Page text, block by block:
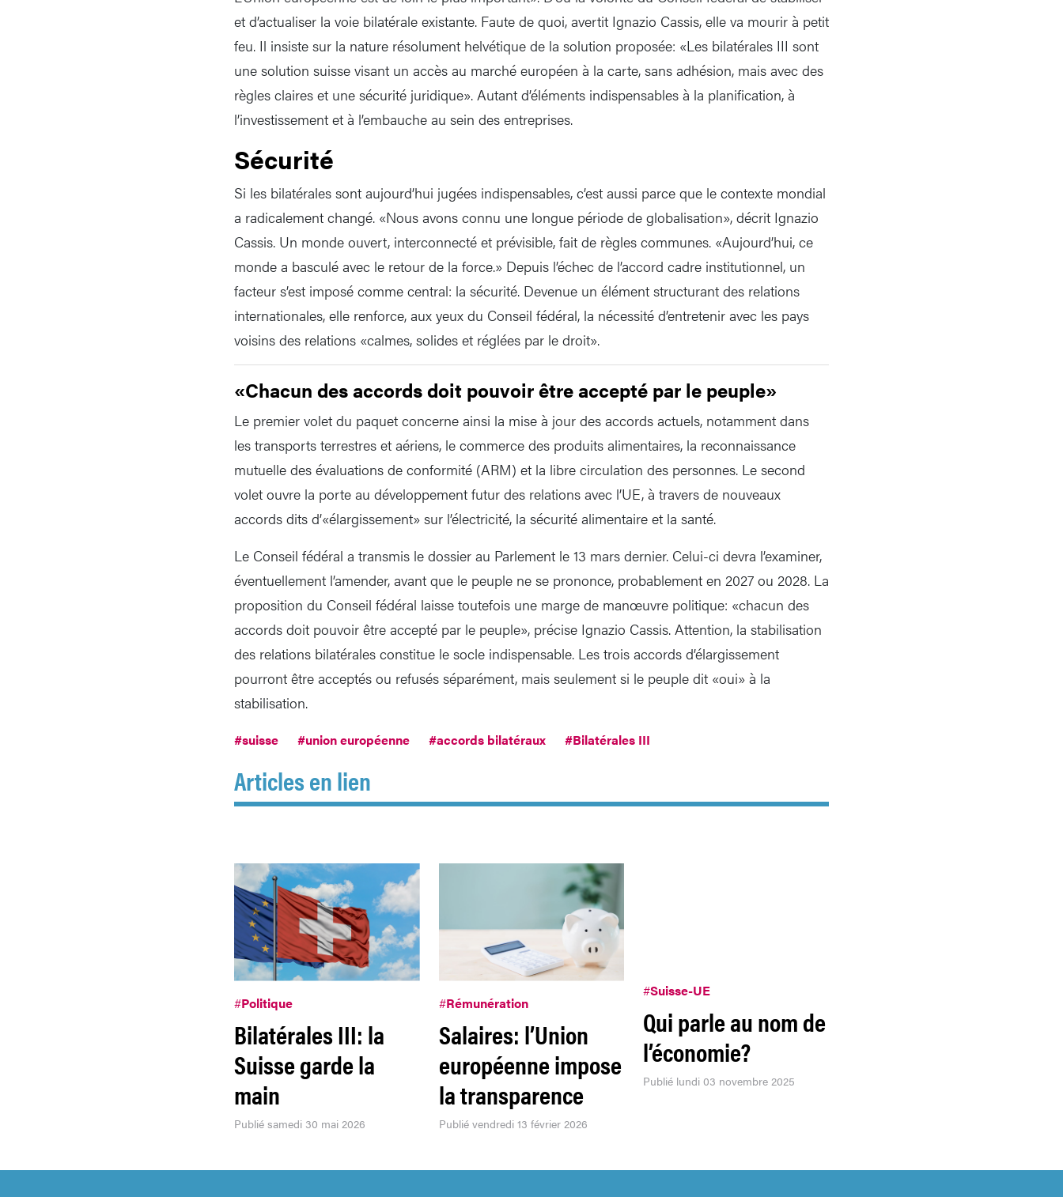
et d’actualiser la voie bilatérale existante. Faute de quoi, avertit Ignazio Cassis, elle va mourir à petit
feu. Il insiste sur la nature résolument helvétique de la solution proposée: «Les bilatérales III sont
une solution suisse visant un accès au marché européen à la carte, sans adhésion, mais avec des
règles claires et une sécurité juridique». Autant d’éléments indispensables à la planification, à
l’investissement et à l’embauche au sein des entreprises.
Sécurité
Si les bilatérales sont aujourd’hui jugées indispensables, c’est aussi parce que le contexte mondial
a radicalement changé. «Nous avons connu une longue période de globalisation», décrit Ignazio
Cassis. Un monde ouvert, interconnecté et prévisible, fait de règles communes. «Aujourd’hui, ce
monde a basculé avec le retour de la force.» Depuis l’échec de l’accord cadre institutionnel, un
facteur s’est imposé comme central: la sécurité. Devenue un élément structurant des relations
internationales, elle renforce, aux yeux du Conseil fédéral, la nécessité d’entretenir avec les pays
voisins des relations «calmes, solides et réglées par le droit».
«Chacun des accords doit pouvoir être accepté par le peuple»
Le premier volet du paquet concerne ainsi la mise à jour des accords actuels, notamment dans
les transports terrestres et aériens, le commerce des produits alimentaires, la reconnaissance
mutuelle des évaluations de conformité (ARM) et la libre circulation des personnes. Le second
volet ouvre la porte au développement futur des relations avec l’UE, à travers de nouveaux
accords dits d’«élargissement» sur l’électricité, la sécurité alimentaire et la santé.
Le Conseil fédéral a transmis le dossier au Parlement le 13 mars dernier. Celui-ci devra l’examiner,
éventuellement l’amender, avant que le peuple ne se prononce, probablement en 2027 ou 2028. La
proposition du Conseil fédéral laisse toutefois une marge de manœuvre politique: «chacun des
accords doit pouvoir être accepté par le peuple», précise Ignazio Cassis. Attention, la stabilisation
des relations bilatérales constitue le socle indispensable. Les trois accords d’élargissement
pourront être acceptés ou refusés séparément, mais seulement si le peuple dit «oui» à la
stabilisation.
#suisse #union européenne #accords bilatéraux #Bilatérales III
Articles en lien
#Politique
Bilatérales III: la
Suisse garde la
main
Publié samedi 30 mai 2026
#Rémunération
Salaires: l’Union
européenne impose
la transparence
Publié vendredi 13 février 2026
#Suisse-UE
Qui parle au nom de
l’économie?
Publié lundi 03 novembre 2025